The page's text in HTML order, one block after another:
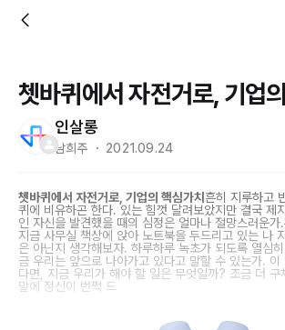
쳇바퀴에서 자전거로, 기업
인살롱
남희주 ・ 2021.09.24
쳇바퀴에서 자전거로, 기업의 핵심가치 흔히 지루하고
퀴에 비유하곤 한다. 있는 힘껏 달려보았지만 결국 제
인 자신을 발견했을 때의 심정은 얼마나 절망스러운가
지금 사무실 책상에 앉아 노트북을 두드리고 있는 나
은 아닌지 생각해보자. 하루하루 녹초가 되도록 열심
금 우리는 앞으로 나아가고 있다고 말할 수 있는가.
다면, 지금 우리가 해야 할 일은 무엇일까? 조금 더 구
말에 정신이 번쩍 드